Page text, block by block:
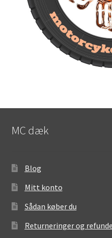
MC dæk
Blog
Mitt konto
Sådan køber du
Returneringer og